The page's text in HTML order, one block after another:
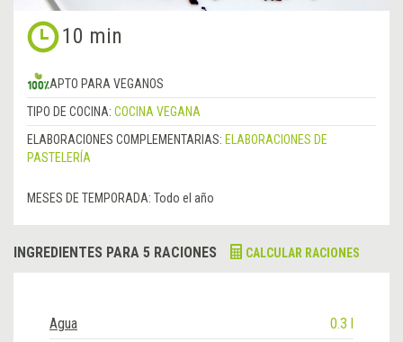
10 min
APTO PARA VEGANOS
TIPO DE COCINA: COCINA VEGANA
ELABORACIONES COMPLEMENTARIAS: ELABORACIONES DE
PASTELERÍA
MESES DE TEMPORADA: Todo el año
INGREDIENTES PARA 5 RACIONES CALCULAR RACIONES
Agua
0.3 l